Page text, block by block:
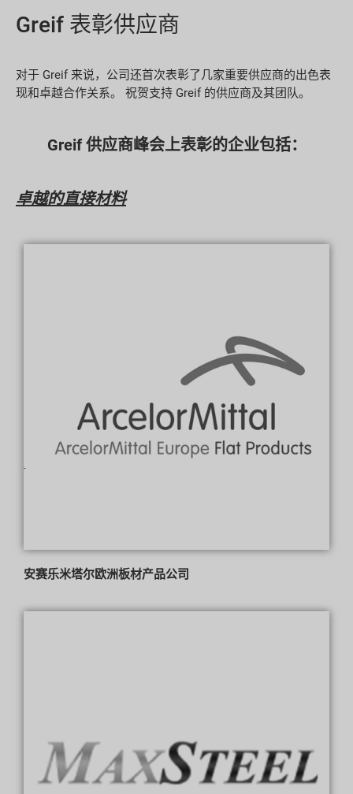
Greif 表彰供应商
对于 Greif 来说，公司还首次表彰了几家重要供应商的出色表
现和卓越合作关系。 祝贺支持 Greif 的供应商及其团队。
Greif 供应商峰会上表彰的企业包括：
卓越的直接材料
安赛乐米塔尔欧洲板材产品公司